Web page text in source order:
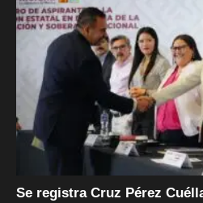
Se registra Cruz Pérez